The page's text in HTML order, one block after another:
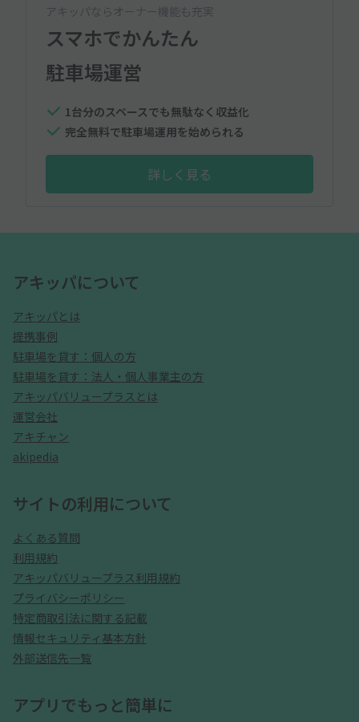
アキッパならオーナー機能も充実
スマホでかんたん
駐車場運営
1台分のスペースでも無駄なく収益化
完全無料で駐車場運用を始められる
詳しく見る
アキッパについて
アキッパとは
提携事例
駐車場を貸す：個人の方
駐車場を貸す：法人・個人事業主の方
アキッパバリュープラスとは
運営会社
アキチャン
akipedia
サイトの利用について
よくある質問
利用規約
アキッパバリュープラス利用規約
プライバシーポリシー
特定商取引法に関する記載
情報セキュリティ基本方針
外部送信先一覧
アプリでもっと簡単に